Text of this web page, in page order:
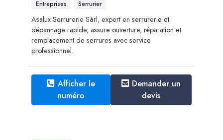
Entreprises Serrurier
Asalux Serrurerie Sàrl, expert en serrurerie et
dépannage rapide, assure ouverture, réparation et
remplacement de serrures avec service
professionnel.
Afficher le
numéro
Demander un
devis